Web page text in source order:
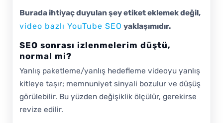
Burada ihtiyaç duyulan şey etiket eklemek değil,
video bazlı YouTube SEO yaklaşımıdır.
SEO sonrası izlenmelerim düştü,
normal mi?
Yanlış paketleme/yanlış hedefleme videoyu yanlış
kitleye taşır; memnuniyet sinyali bozulur ve düşüş
görülebilir. Bu yüzden değişiklik ölçülür, gerekirse
revize edilir.